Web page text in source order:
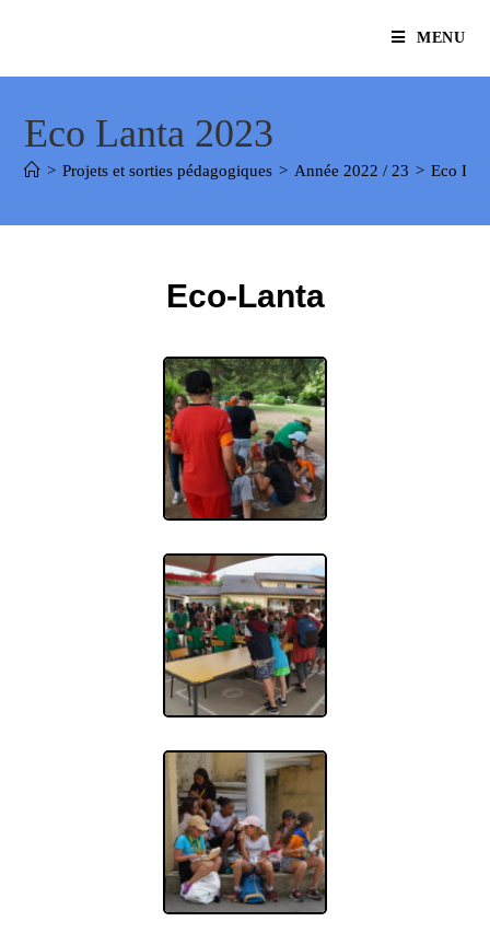
MENU
Eco Lanta 2023
> Projets et sorties pédagogiques > Année 2022 / 23 > Eco
Eco-Lanta